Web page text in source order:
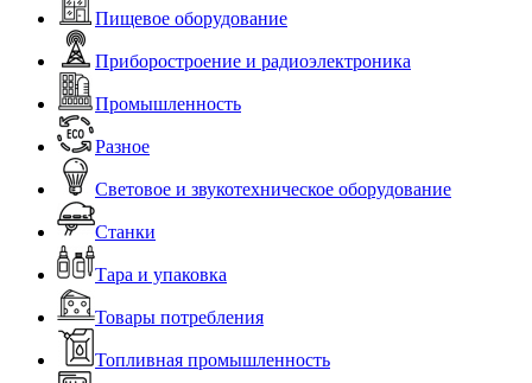
Пищевое оборудование
Приборостроение и радиоэлектроника
Промышленность
Разное
Световое и звукотехническое оборудование
Станки
Тара и упаковка
Товары потребления
Топливная промышленность